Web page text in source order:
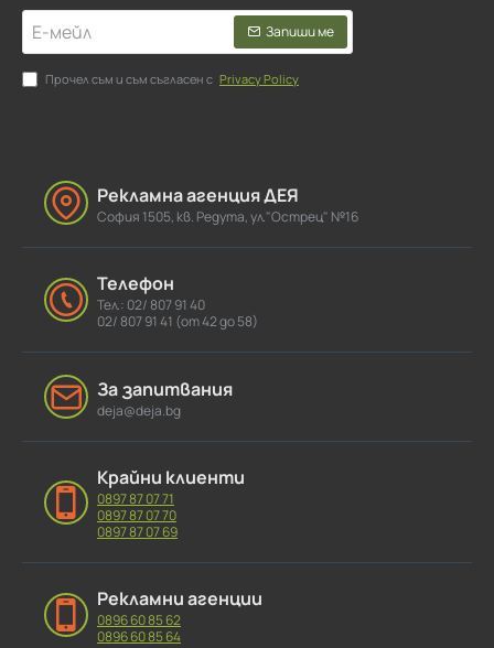
Е-
мейл
Запиши ме
Прочел съм и съм съгласен с Privacy Policy
Рекламна агенция ДЕЯ
София 1505, кв. Редута, ул."Острец" №16
Телефон
Тел.: 02/ 807 91 40
02/ 807 91 41 (от 42 до 58)
За запитвания
deja@deja.bg
Крайни клиенти
0897 87 07 71
0897 87 07 70
0897 87 07 69
Рекламни агенции
0896 60 85 62
0896 60 85 64